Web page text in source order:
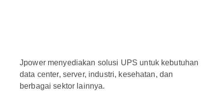
Jpower menyediakan solusi UPS untuk kebutuhan
data center, server, industri, kesehatan, dan
berbagai sektor lainnya.